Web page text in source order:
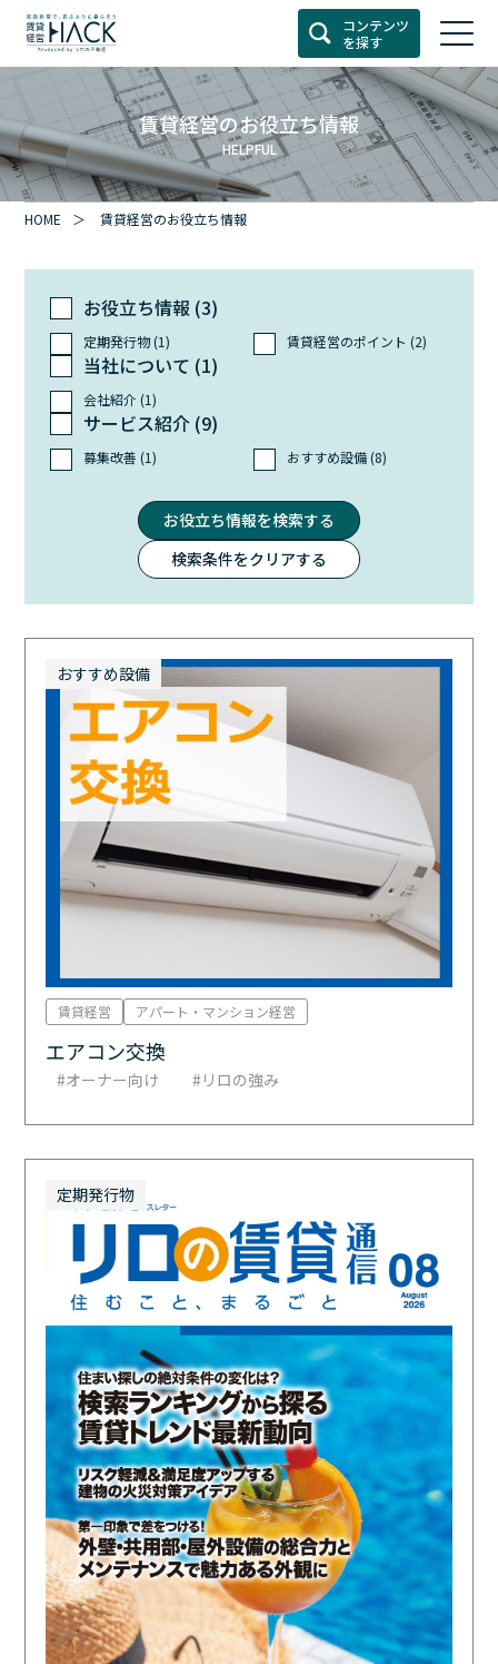
コンテンツ
を探す
賃貸経営のお役立ち情報
HELPFUL
HOME 賃貸経営のお役立ち情報
お役立ち情報 (3)
定期発行物 (1) 賃貸経営のポイント (2)
当社について (1)
会社紹介 (1)
サービス紹介 (9)
募集改善 (1) おすすめ設備 (8)
おすすめ設備
賃貸経営 アパート・マンション経営
エアコン交換
オーナー向け リロの強み
定期発行物